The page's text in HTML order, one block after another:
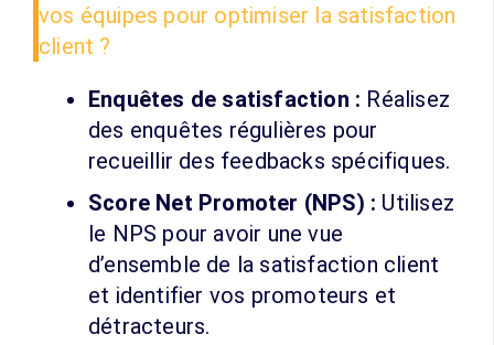
vos équipes pour optimiser la satisfaction
client ?
Enquêtes de satisfaction : Réalisez
des enquêtes régulières pour
recueillir des feedbacks spécifiques.
Score Net Promoter (NPS) : Utilisez
le NPS pour avoir une vue
d’ensemble de la satisfaction client
et identifier vos promoteurs et
détracteurs.